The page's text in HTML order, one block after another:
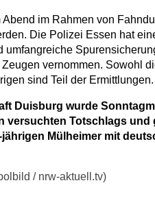
im Rahmen von
Die Polizei Essen hat
umfangreiche
vernommen. Sowohl
sind Teil der Ermittlungen.
Duisburg wurde
versuchten Totschlags und
Mülheimer mit
/ nrw-aktuell.tv)